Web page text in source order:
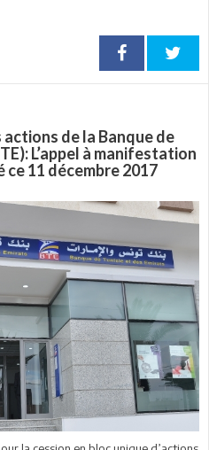
actions de la Banque de
L’appel à manifestation
11 décembre 2017